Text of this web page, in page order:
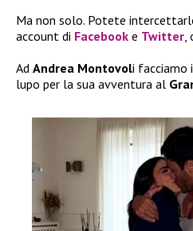
Ma non solo. Potete
account di Facebook e Twitter,
Ad Andrea Montovoli facciamo
lupo per la sua avventura al